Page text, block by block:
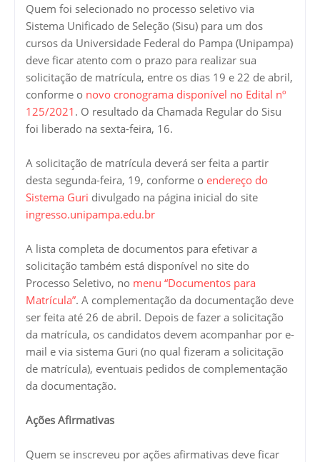
Quem foi selecionado no processo seletivo via
Sistema Unificado de Seleção (Sisu) para um dos
cursos da Universidade Federal do Pampa (Unipampa)
deve ficar atento com o prazo para realizar sua
solicitação de matrícula, entre os dias 19 e 22 de abril,
conforme o novo cronograma disponível no Edital nº
125/2021 . O resultado da Chamada Regular do Sisu
foi liberado na sexta-feira, 16.
A solicitação de matrícula deverá ser feita a partir
desta segunda-feira, 19, conforme o endereço do
Sistema Guri divulgado na página inicial do site
ingresso.unipampa.edu.br
A lista completa de documentos para efetivar a
solicitação também está disponível no site do
Processo Seletivo, no menu “Documentos para
Matrícula”. A complementação da documentação deve
ser feita até 26 de abril. Depois de fazer a solicitação
da matrícula, os candidatos devem acompanhar por e-
mail e via sistema Guri (no qual fizeram a solicitação
de matrícula), eventuais pedidos de complementação
da documentação.
Ações Afirmativas
Quem se inscreveu por ações afirmativas deve ficar